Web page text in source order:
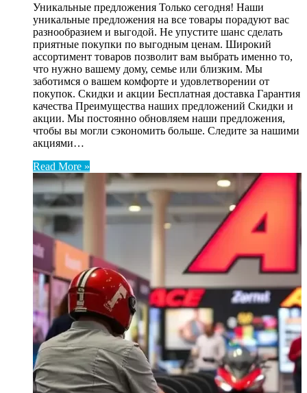
Уникальные предложения Только сегодня! Наши
уникальные предложения на все товары порадуют вас
разнообразием и выгодой. Не упустите шанс сделать
приятные покупки по выгодным ценам. Широкий
ассортимент товаров позволит вам выбрать именно то,
что нужно вашему дому, семье или близким. Мы
заботимся о вашем комфорте и удовлетворении от
покупок. Скидки и акции Бесплатная доставка Гарантия
качества Преимущества наших предложений Скидки и
акции. Мы постоянно обновляем наши предложения,
чтобы вы могли сэкономить больше. Следите за нашими
акциями…
Read More »